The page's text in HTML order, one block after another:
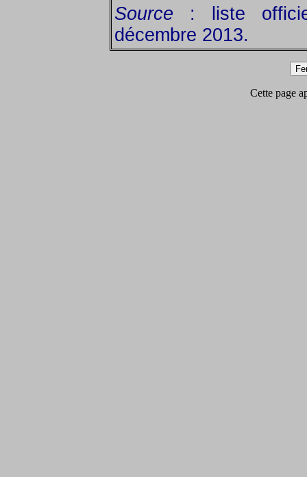
Source : liste
décembre 2013.
Cette page